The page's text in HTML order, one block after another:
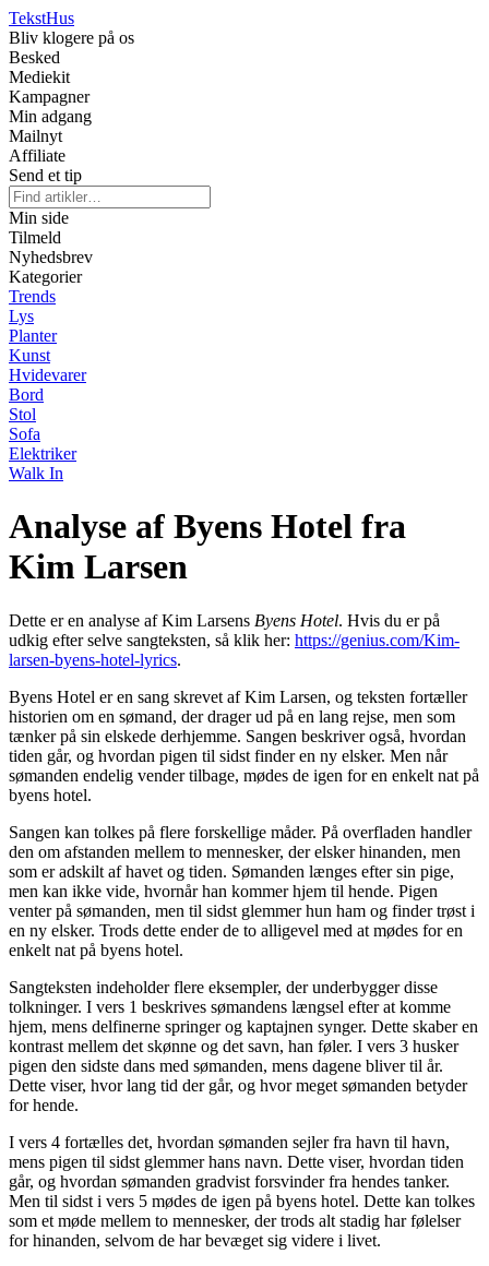
TekstHus
Bliv klogere på os
Besked
Mediekit
Kampagner
Min adgang
Mailnyt
Affiliate
Send et tip
Min side
Tilmeld
Nyhedsbrev
Kategorier
Trends
Lys
Planter
Kunst
Hvidevarer
Bord
Stol
Sofa
Elektriker
Walk In
Analyse af Byens Hotel fra
Kim Larsen
Dette er en analyse af Kim Larsens Byens Hotel. Hvis du er på
udkig efter selve sangteksten, så klik her: https://genius.com/Kim-
larsen-byens-hotel-lyrics.
Byens Hotel er en sang skrevet af Kim Larsen, og teksten fortæller
historien om en sømand, der drager ud på en lang rejse, men som
tænker på sin elskede derhjemme. Sangen beskriver også, hvordan
tiden går, og hvordan pigen til sidst finder en ny elsker. Men når
sømanden endelig vender tilbage, mødes de igen for en enkelt nat på
byens hotel.
Sangen kan tolkes på flere forskellige måder. På overfladen handler
den om afstanden mellem to mennesker, der elsker hinanden, men
som er adskilt af havet og tiden. Sømanden længes efter sin pige,
men kan ikke vide, hvornår han kommer hjem til hende. Pigen
venter på sømanden, men til sidst glemmer hun ham og finder trøst i
en ny elsker. Trods dette ender de to alligevel med at mødes for en
enkelt nat på byens hotel.
Sangteksten indeholder flere eksempler, der underbygger disse
tolkninger. I vers 1 beskrives sømandens længsel efter at komme
hjem, mens delfinerne springer og kaptajnen synger. Dette skaber en
kontrast mellem det skønne og det savn, han føler. I vers 3 husker
pigen den sidste dans med sømanden, mens dagene bliver til år.
Dette viser, hvor lang tid der går, og hvor meget sømanden betyder
for hende.
I vers 4 fortælles det, hvordan sømanden sejler fra havn til havn,
mens pigen til sidst glemmer hans navn. Dette viser, hvordan tiden
går, og hvordan sømanden gradvist forsvinder fra hendes tanker.
Men til sidst i vers 5 mødes de igen på byens hotel. Dette kan tolkes
som et møde mellem to mennesker, der trods alt stadig har følelser
for hinanden, selvom de har bevæget sig videre i livet.